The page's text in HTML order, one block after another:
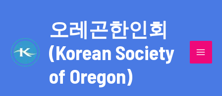
오레곤한인회
(Korean Society
of Oregon)
반세기의 세월을 품고 동포사회를 섬겨온